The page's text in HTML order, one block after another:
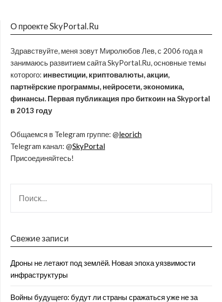
О проекте SkyPortal.Ru
Здравствуйте, меня зовут Миролюбов Лев, с 2006 года я
занимаюсь развитием сайта SkyPortal.Ru, основные темы
которого: инвестиции, криптовалюты, акции,
партнёрские программы, нейросети, экономика,
финансы. Первая публикация про биткоин на Skyportal
в 2013 году
Общаемся в Telegram группе: @leorich
Telegram канал: @SkyPortal
Присоединяйтесь!
Свежие записи
Дроны не летают под землёй. Новая эпоха уязвимости
инфраструктуры
Войны будущего: будут ли страны сражаться уже не за